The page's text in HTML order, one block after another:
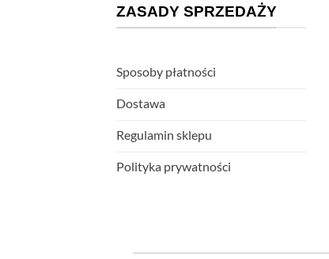
ZASADY SPRZEDAŻY
Sposoby płatności
Dostawa
Regulamin sklepu
Polityka prywatności